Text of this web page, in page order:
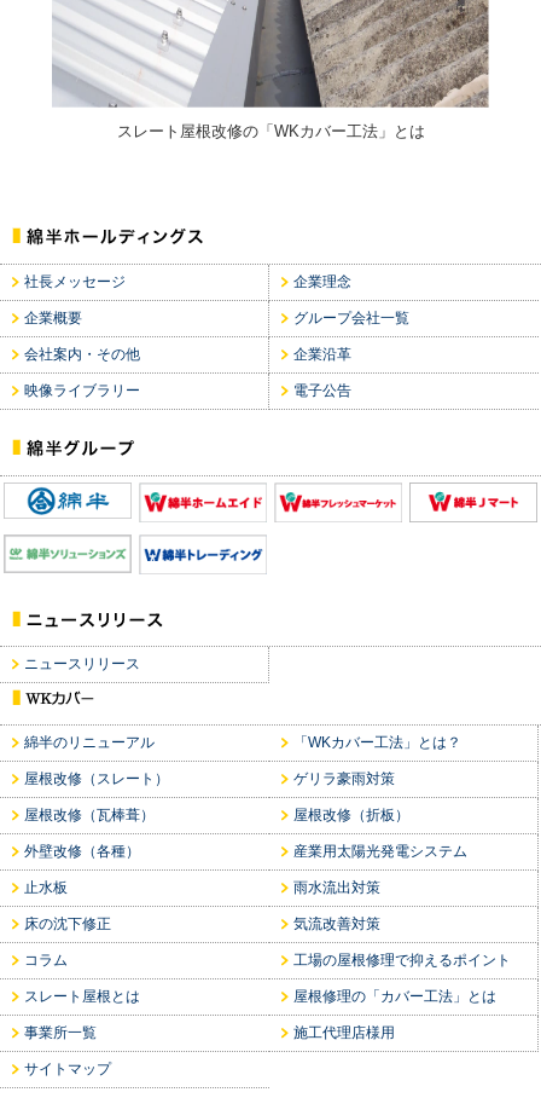
スレート屋根改修の「WKカバー工法」とは
社長メッセージ 企業理念
企業概要 グループ会社一覧
会社案内・その他 企業沿革
映像ライブラリー 電子公告
ニュースリリース
綿半のリニューアル 「WKカバー工法」とは？
屋根改修（スレート） ゲリラ豪雨対策
屋根改修（瓦棒葺） 屋根改修（折板）
外壁改修（各種） 産業用太陽光発電システム
止水板 雨水流出対策
床の沈下修正 気流改善対策
コラム 工場の屋根修理で抑えるポイント
スレート屋根とは 屋根修理の「カバー工法」とは
事業所一覧 施工代理店様用
サイトマップ